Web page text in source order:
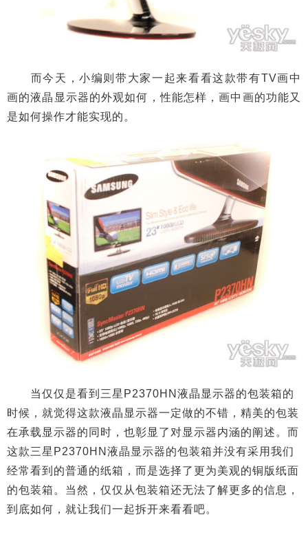
而今天，小编则带大家一起来看看这款带有TV画中
画的液晶显示器的外观如何，性能怎样，画中画的功能又
是如何操作才能实现的。
当仅仅是看到三星P2370HN液晶显示器的包装箱的
时候，就觉得这款液晶显示器一定做的不错，精美的包装
在承载显示器的同时，也彰显了对显示器内涵的阐述。而
这款三星P2370HN液晶显示器的包装箱并没有采用我们
经常看到的普通的纸箱，而是选择了更为美观的铜版纸面
的包装箱。当然，仅仅从包装箱还无法了解更多的信息，
到底如何，就让我们一起拆开来看看吧。